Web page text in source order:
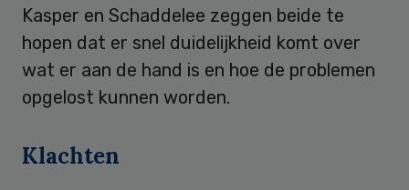
Kasper en Schaddelee zeggen beide te
hopen dat er snel duidelijkheid komt over
wat er aan de hand is en hoe de problemen
opgelost kunnen worden.
Klachten